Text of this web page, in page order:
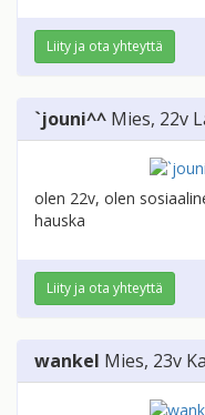
Liity ja ota yhteyttä
`jouni^^ Mies, 22v
olen 22v, olen
hauska
Liity ja ota yhteyttä
wankel Mies, 23v